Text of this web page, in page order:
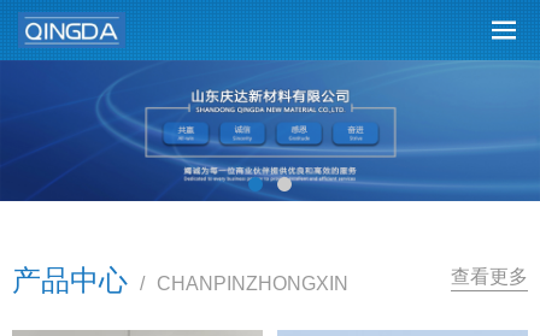
产品中心 / CHANPINZHONGXIN 查看更多